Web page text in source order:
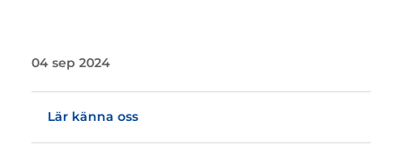
04 sep 2024
Lär känna oss